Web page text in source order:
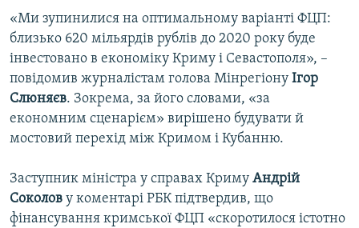
«Ми зупинилися на оптимальному варіанті ФЦП:
близько 620 мільярдів рублів до 2020 року буде
інвестовано в економіку Криму і Севастополя», –
повідомив журналістам голова Мінрегіону Ігор
Слюняєв. Зокрема, за його словами, «за
економним сценарієм» вирішено будувати й
мостовий перехід між Кримом і Кубанню.
Заступник міністра у справах Криму Андрій
Соколов у коментарі РБК підтвердив, що
фінансування кримської ФЦП «скоротилося істотно